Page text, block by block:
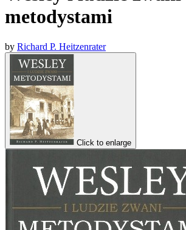
metodystami
by Richard P. Heitzenrater
Click to enlarge